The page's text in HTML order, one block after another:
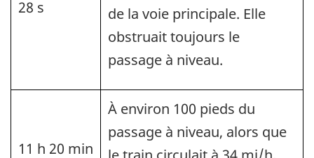
28 s
de la voie principale. Elle
obstruait toujours le
passage à niveau.
11 h 20 min
À environ 100 pieds du
passage à niveau, alors que